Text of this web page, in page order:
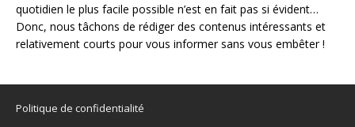
quotidien le plus facile possible n’est en fait pas si évident…
Donc, nous tâchons de rédiger des contenus intéressants et
relativement courts pour vous informer sans vous embêter !
Politique de confidentialité